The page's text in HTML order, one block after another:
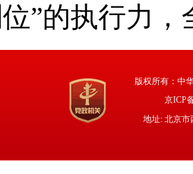
”的执行力
版权所有：中
京ICP
地址: 北京市